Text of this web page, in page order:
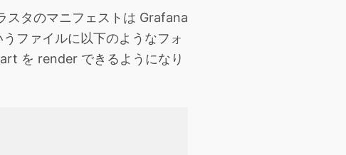
タのマニフェストは Grafana
うファイルに以下のようなフォ
を render できるようになり